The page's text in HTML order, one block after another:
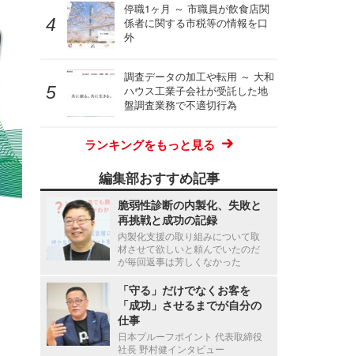
停職1ヶ月 ～ 市職員が飲食店関
係者に関する市税等の情報を口
外
調査データの加工や転用 ～ 大和
ハウス工業子会社が受託した地
盤調査業務で不適切行為
ランキングをもっと見る
編集部おすすめ記事
脆弱性診断の内製化、失敗と
再挑戦と成功の記録
内製化支援の取り組みについて取
材させて欲しいと頼んでいたのだ
が毎回返事は芳しくなかった
「守る」だけでなくお客を
「成功」させるまでが自分の
仕事
日本プルーフポイント 代表取締役
社長 野村健インタビュー